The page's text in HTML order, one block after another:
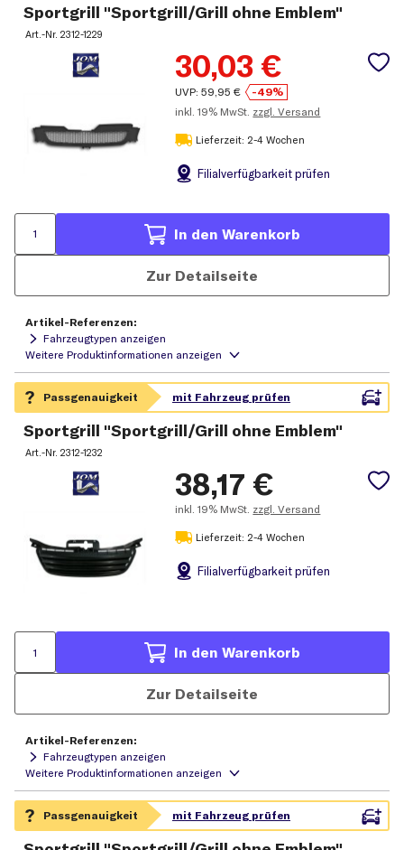
Sportgrill "Sportgrill/Grill ohne Emblem"
Art.-Nr.2312-1229
30,03 €
UVP:59,95 €
-49%
inkl. 19% MwSt. zzgl. Versand
Lieferzeit: 2-4 Wochen
Filialverfügbarkeit prüfen
In den Warenkorb
Zur Detailseite
Artikel-Referenzen:
Fahrzeugtypen anzeigen
Sportgrill "Sportgrill/Grill ohne Emblem"
Art.-Nr.2312-1232
38,17 €
inkl. 19% MwSt. zzgl. Versand
Lieferzeit: 2-4 Wochen
Filialverfügbarkeit prüfen
In den Warenkorb
Zur Detailseite
Artikel-Referenzen:
Fahrzeugtypen anzeigen